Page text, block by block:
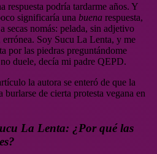
respuesta podría tardarme años. Y
significaría una buena respuesta,
secas nomás: pelada, sin adjetivo
Soy Sucu La Lenta, y me
por las piedras preguntándome
duele, decía mi padre QEPD.
la autora se enteró de que la
burlarse de cierta protesta vegana en
La Lenta: ¿Por qué las